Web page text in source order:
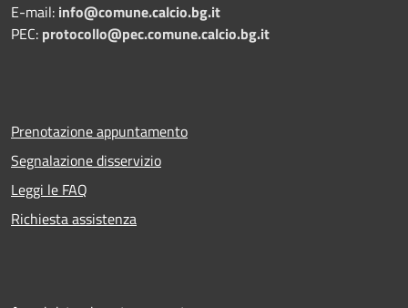
E-mail: info@comune.calcio.bg.it
PEC: protocollo@pec.comune.calcio.bg.it
Prenotazione appuntamento
Segnalazione disservizio
Leggi le FAQ
Richiesta assistenza